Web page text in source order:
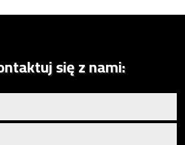
się z nami: